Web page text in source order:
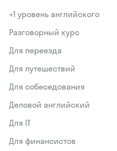
+1 уровень английского
Разговорный курс
Для переезда
Для путешествий
Для собеседования
Деловой английский
Для IT
Для финансистов